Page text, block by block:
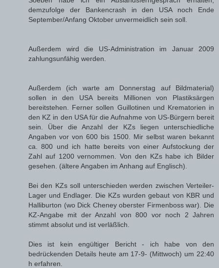
demzufolge der Bankencrash in den USA noch Ende
September/Anfang Oktober unvermeidlich sein soll.
Außerdem wird die US-Administration im Januar 2009
zahlungsunfähig werden.
Außerdem (ich warte am Donnerstag auf Bildmaterial)
sollen in den USA bereits Millionen von Plastiksärgen
bereitstehen. Ferner sollen Guillotinen und Krematorien in
den KZ in den USA für die Aufnahme von US-Bürgern bereit
sein. Über die Anzahl der KZs liegen unterschiedliche
Angaben vor von 600 bis 1500. Mir selbst waren bekannt
ca. 800 und ich hatte bereits von einer Aufstockung der
Zahl auf 1200 vernommen. Von den KZs habe ich Bilder
gesehen. (ältere Angaben im Anhang auf Englisch).
Bei den KZs soll unterschieden werden zwischen Verteiler-
Lager und Endlager. Die KZs wurden gebaut von KBR und
Halliburton (wo Dick Cheney oberster Firmenboss war). Die
KZ-Angabe mit der Anzahl von 800 vor noch 2 Jahren
stimmt absolut und ist verläßlich.
Dies ist kein engültiger Bericht - ich habe von den
bedrückenden Details heute am 17-9- (Mittwoch) um 22:40
h erfahren.